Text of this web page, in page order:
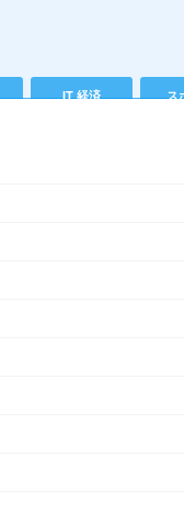
IT 経済 ス